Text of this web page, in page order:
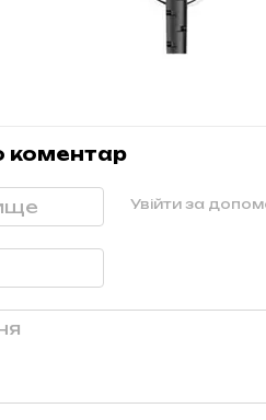
коментар
Увійти за